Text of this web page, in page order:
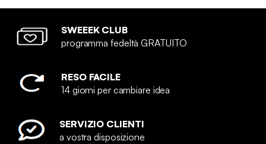
SWEEEK CLUB
programma fedeltà GRATUITO
RESO FACILE
14 giorni per cambiare idea
SERVIZIO CLIENTI
a vostra disposizione